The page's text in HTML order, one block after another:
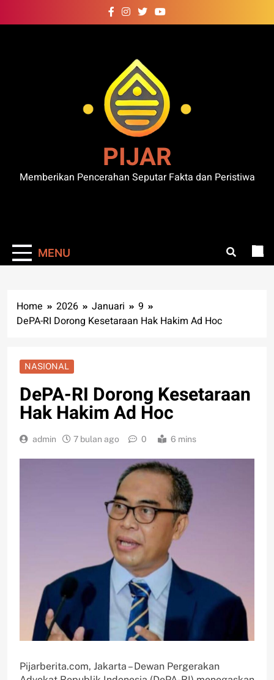
to
PIJAR
Memberikan Pencerahan Seputar Fakta dan Peristiwa
MENU
Home 2026 Januari
9
DePA-RI Dorong Kesetaraan Hak Hakim Ad Hoc
NASIONAL
DePA-RI Dorong Kesetaraan
Hak Hakim Ad Hoc
admin 7 bulan ago 0 6 mins
Pijarberita.com, Jakarta – Dewan Pergerakan